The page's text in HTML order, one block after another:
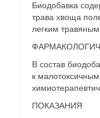
Биодобавка
трава хвоща
легким
В состав
к
ПОКАЗАНИЯ